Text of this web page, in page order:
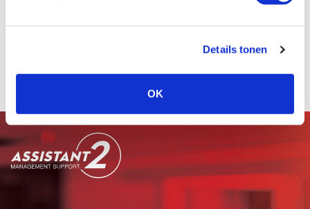
Details tonen
OK
Bericht verzenden